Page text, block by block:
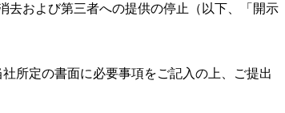
去および第三者への提供の停止（以下、「開示
所定の書面に必要事項をご記入の上、ご提出